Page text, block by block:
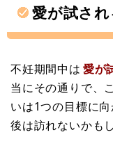
愛が試され
不妊期間中は 愛が
当にその通りで、
いは1つの目標に
後は訪れないかも